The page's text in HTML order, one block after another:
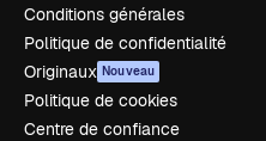
Conditions générales
Politique de confidentialité
Originaux Nouveau
Politique de cookies
Centre de confiance